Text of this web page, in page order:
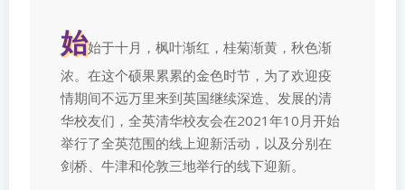
始始于十月，枫叶渐红，桂菊渐黄，秋色渐
浓。在这个硕果累累的金色时节，为了欢迎疫
情期间不远万里来到英国继续深造、发展的清
华校友们，全英清华校友会在2021年10月开始
举行了全英范围的线上迎新活动，以及分别在
剑桥、牛津和伦敦三地举行的线下迎新。